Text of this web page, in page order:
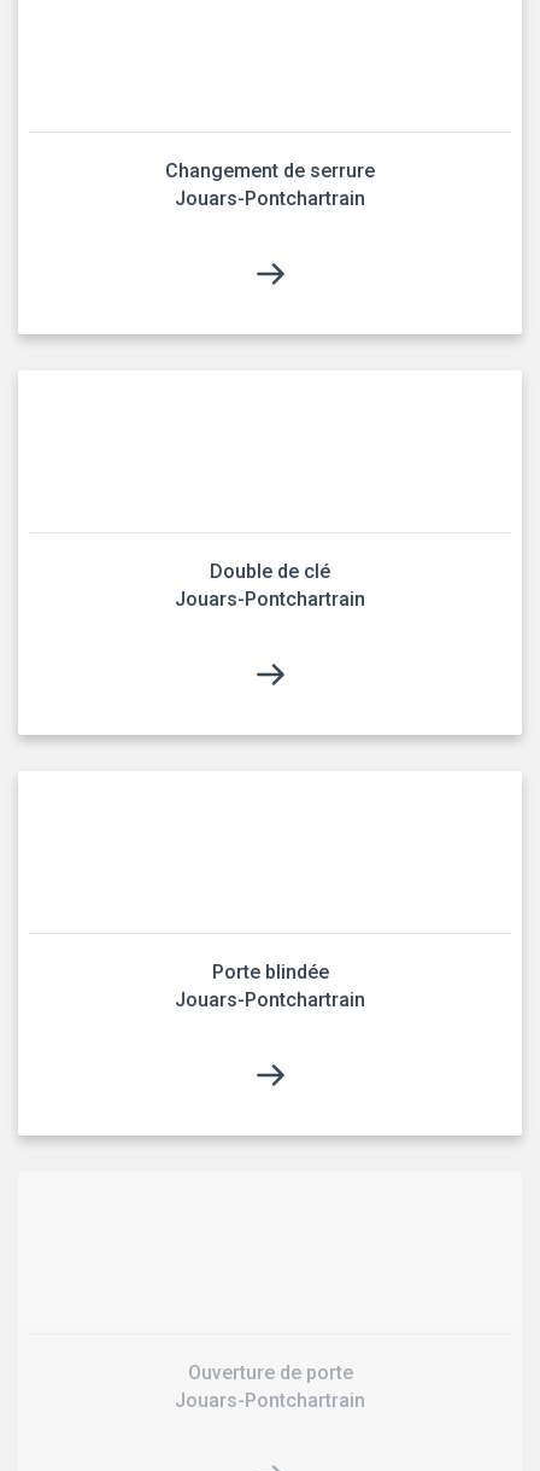
Changement de serrure
Jouars-Pontchartrain
Double de clé
Jouars-Pontchartrain
Porte blindée
Jouars-Pontchartrain
Ouverture de porte
Jouars-Pontchartrain